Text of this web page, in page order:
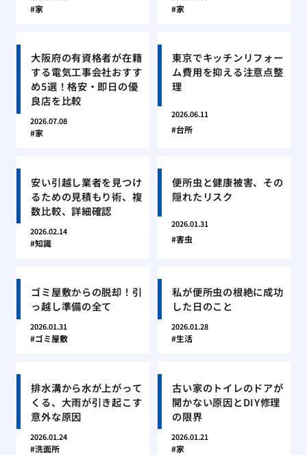
家 家
大阪府の有資格者が在籍
する電気工事会社おすす
め5選！格安・即日の優
良店を比較
2026.07.08
家
東京でキッチンリフォー
ム費用を抑える注意点整
理
2026.06.11
台所
安い引越し業者を見つけ
るための見積もり術、複
数比較、詳細確認
2026.02.14
知識
便所虫と健康被害、その
隠れたリスク
2026.01.31
害虫
ゴミ屋敷からの脱却！引
っ越し準備の全て
2026.01.31
ゴミ屋敷
私が便所虫の根絶に成功
した日のこと
2026.01.28
生活
排水溝から水が上がって
くる、大雨が引き起こす
意外な原因
2026.01.24
洗面所
古い家のトイレのドアが
開かない原因とDIY修理
の限界
2026.01.21
家